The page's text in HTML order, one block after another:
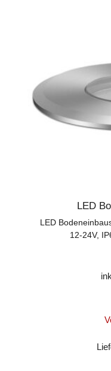
LED
LED
12-24V,